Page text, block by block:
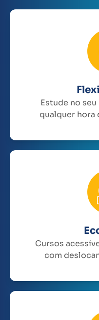
Estude no
qualquer hora
Cursos
com